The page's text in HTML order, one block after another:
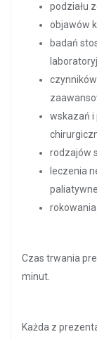
podziału
objawów
badań
wskazań i
rodzajów
leczenia
rokowania.
Czas trwania
minut.
Każda z